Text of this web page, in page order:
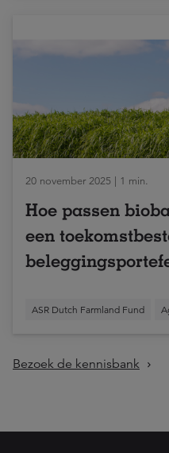
20 november 2025 | 1 min.
Hoe passen
een
ASR Dutch Farmland Fund
Bezoek de kennisbank